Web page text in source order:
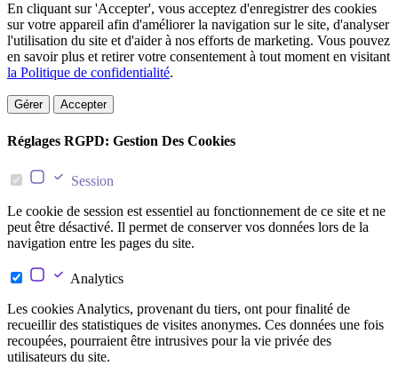
En cliquant sur 'Accepter', vous acceptez d'enregistrer des cookies
sur votre appareil afin d'améliorer la navigation sur le site, d'analyser
l'utilisation du site et d'aider à nos efforts de marketing. Vous pouvez
en savoir plus et retirer votre consentement à tout moment en visitant
la Politique de confidentialité.
Gérer Accepter
Réglages RGPD: Gestion Des Cookies
Session
Le cookie de session est essentiel au fonctionnement de ce site et ne
peut être désactivé. Il permet de conserver vos données lors de la
navigation entre les pages du site.
Analytics
Les cookies Analytics, provenant du tiers, ont pour finalité de
recueillir des statistiques de visites anonymes. Ces données une fois
recoupées, pourraient être intrusives pour la vie privée des
utilisateurs du site.